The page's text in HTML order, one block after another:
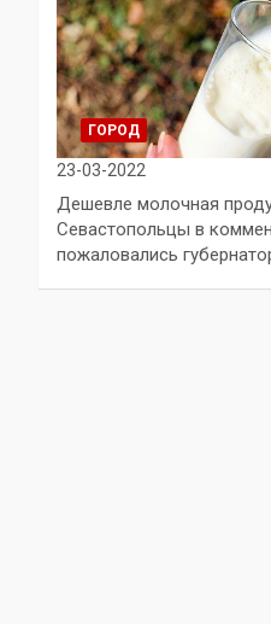
ГОРОД
23-03-2022
Дешевле молочная
Севастопольцы в
пожаловались